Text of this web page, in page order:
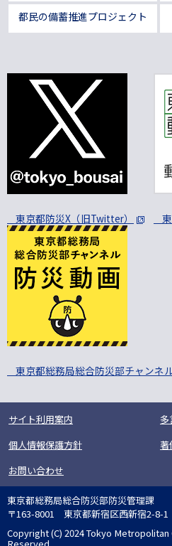
都民の備蓄推進プロジェクト
東京都防災X（旧Twitter）
東京都総務局総合防災部チャンネ
サイト利用案内
多
個人情報保護方針
著
お問い合わせ
東京都総務局総合防災部防災管理課
〒163-8001 東京都新宿区西新宿2-8-1
Copyright (C) 2024 Tokyo